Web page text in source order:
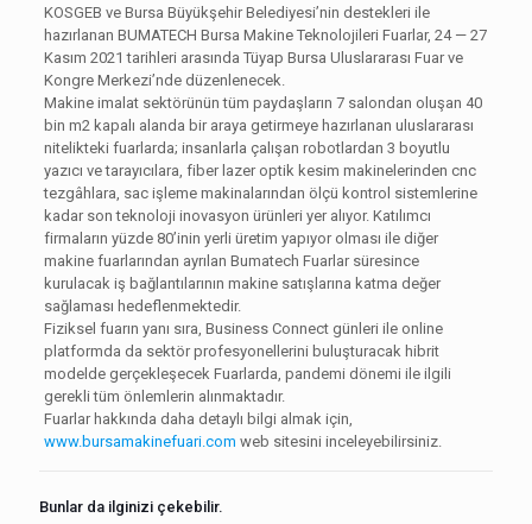
KOSGEB ve Bursa Büyükşehir Belediyesi’nin destekleri ile
hazırlanan BUMATECH Bursa Makine Teknolojileri Fuarlar, 24 — 27
Kasım 2021 tarihleri arasında Tüyap Bursa Uluslararası Fuar ve
Kongre Merkezi’nde düzenlenecek.
Makine imalat sektörünün tüm paydaşların 7 salondan oluşan 40
bin m2 kapalı alanda bir araya getirmeye hazırlanan uluslararası
nitelikteki fuarlarda; insanlarla çalışan robotlardan 3 boyutlu
yazıcı ve tarayıcılara, fiber lazer optik kesim makinelerinden cnc
tezgâhlara, sac işleme makinalarından ölçü kontrol sistemlerine
kadar son teknoloji inovasyon ürünleri yer alıyor. Katılımcı
firmaların yüzde 80’inin yerli üretim yapıyor olması ile diğer
makine fuarlarından ayrılan Bumatech Fuarlar süresince
kurulacak iş bağlantılarının makine satışlarına katma değer
sağlaması hedeflenmektedir.
Fiziksel fuarın yanı sıra, Business Connect günleri ile online
platformda da sektör profesyonellerini buluşturacak hibrit
modelde gerçekleşecek Fuarlarda, pandemi dönemi ile ilgili
gerekli tüm önlemlerin alınmaktadır.
Fuarlar hakkında daha detaylı bilgi almak için,
www.bursamakinefuari.com web sitesini inceleyebilirsiniz.
Bunlar da ilginizi çekebilir.